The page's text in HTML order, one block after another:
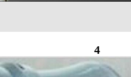
4